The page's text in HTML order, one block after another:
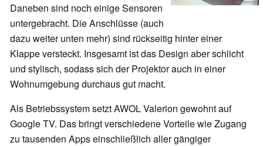
Daneben sind noch einige Sensoren
untergebracht. Die Anschlüsse (auch
dazu weiter unten mehr) sind rückseitig hinter einer
Klappe versteckt. Insgesamt ist das Design aber schlicht
und stylisch, sodass sich der Projektor auch in einer
Wohnumgebung durchaus gut macht.
Als Betriebssystem setzt AWOL Valerion gewohnt auf
Google TV. Das bringt verschiedene Vorteile wie Zugang
zu tausenden Apps einschließlich aller gängiger